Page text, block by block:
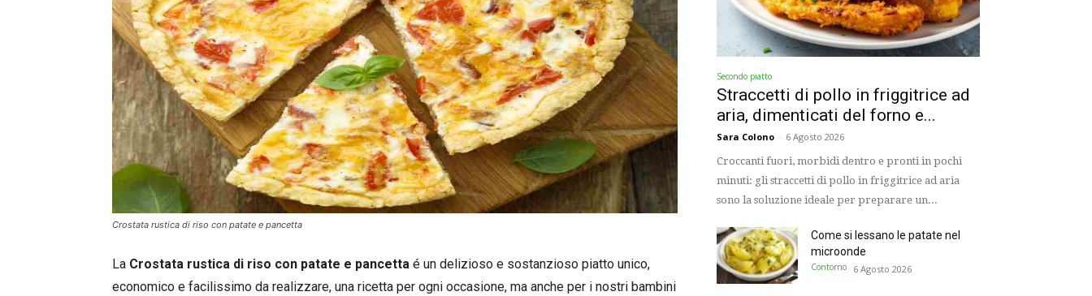
Crostata rustica di riso con patate e pancetta
La Crostata rustica di riso con patate e pancetta é un delizioso e sostanzioso piatto unico,
economico e facilissimo da realizzare, una ricetta per ogni occasione, ma anche per i nostri bambini
Secondo piatto
Straccetti di pollo in friggitrice ad
aria, dimenticati del forno e...
Sara Colono - 6 Agosto 2026
Croccanti fuori, morbidi dentro e pronti in pochi
minuti: gli straccetti di pollo in friggitrice ad aria
sono la soluzione ideale per preparare un...
Come si lessano le patate nel
microonde
Contorno 6 Agosto 2026